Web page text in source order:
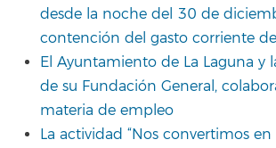
desde la noche del 30 de
contención del gasto corriente
El Ayuntamiento de La Laguna y
de su Fundación General,
materia de empleo
La actividad “Nos convertimos